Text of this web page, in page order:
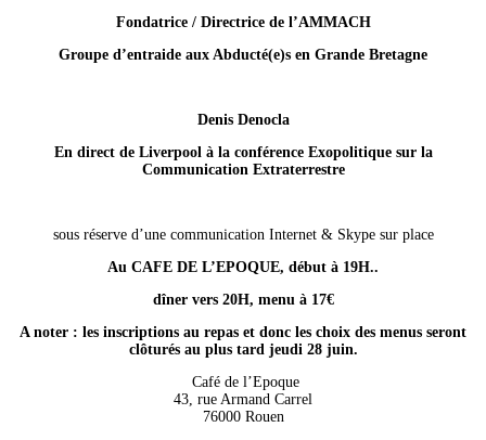
Fondatrice / Directrice de l’AMMACH
Groupe d’entraide aux Abducté(e)s en Grande Bretagne
Denis Denocla
En direct de Liverpool à la conférence Exopolitique sur la
Communication Extraterrestre
sous réserve d’une communication Internet & Skype sur place
Au CAFE DE L’EPOQUE, début à 19H..
dîner vers 20H, menu à 17€
A noter : les inscriptions au repas et donc les choix des menus seront
clôturés au plus tard jeudi 28 juin.
Café de l’Epoque
43, rue Armand Carrel
76000 Rouen